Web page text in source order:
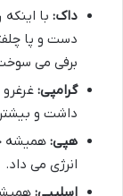
داک: با
دست و پا
برفی می
گرامپی:
داشت و
هپی: همیشه
انرژی می داد.